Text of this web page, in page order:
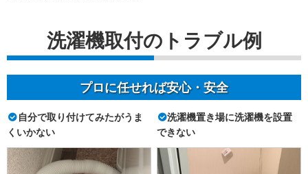
洗濯機取付のトラブル例
プロに任せれば安心・安全
自分で取り付けてみたがうま
くいかない
洗濯機置き場に洗濯機を設置
できない